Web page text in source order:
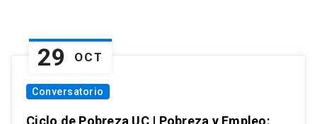
29 OCT
Conversatorio
Ciclo de Pobreza UC | Pobreza y Empleo: